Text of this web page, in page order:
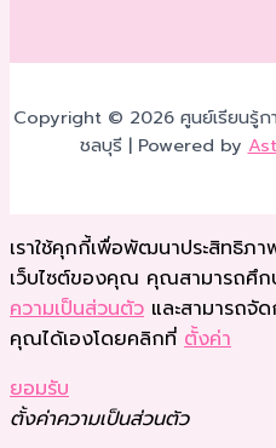
Copyright © 2026 ศูนย์เรียนรู้ก
ชลบุรี | Powered by
เราใช้คุกกี้เพื่อพัฒนาประสิทธิภ
เว็บไซต์ของคุณ คุณสามารถศึก
ความเป็นส่วนตัว และสามารถจั
คุณได้เองโดยคลิกที่ ตั้งค่า
ยอมรับ
ตั้งค่าความเป็นส่วนตัว